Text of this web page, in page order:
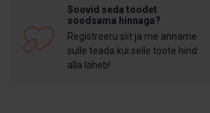
Soovid seda toodet
soodsama hinnaga?
Registreeru siit ja me anname
sulle teada kui selle toote hind
alla läheb!